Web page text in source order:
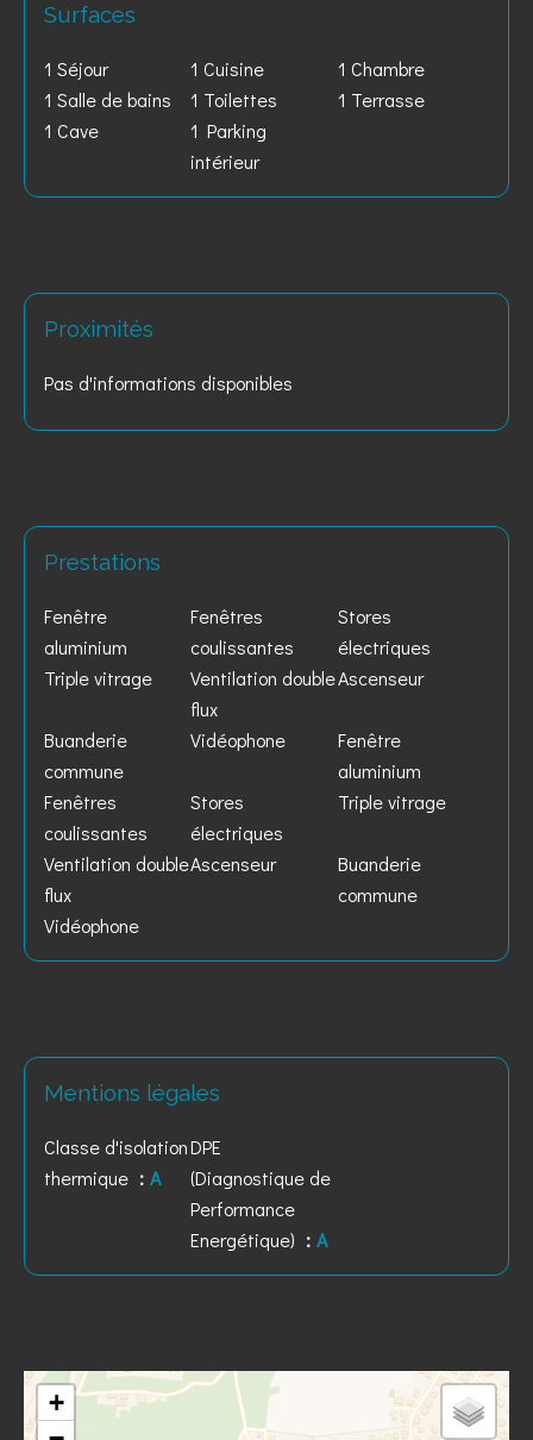
Surfaces
1 Séjour 1 Cuisine
1 Chambre
1 Salle de bains
1 Toilettes
1 Terrasse
1 Cave
1 Parking
intérieur
Proximités
Pas d'informations disponibles
Prestations
Fenêtre
aluminium
Fenêtres
coulissantes
Stores
électriques
Triple vitrage
Ventilation double
flux
Ascenseur
Buanderie
commune
Vidéophone
Fenêtre
aluminium
Fenêtres
coulissantes
Stores
électriques
Triple vitrage
Ventilation double
flux
Ascenseur
Buanderie
commune
Vidéophone
Mentions légales
Classe d'isolation
thermique
A
DPE
(Diagnostique de
Performance
Energétique)
A
+